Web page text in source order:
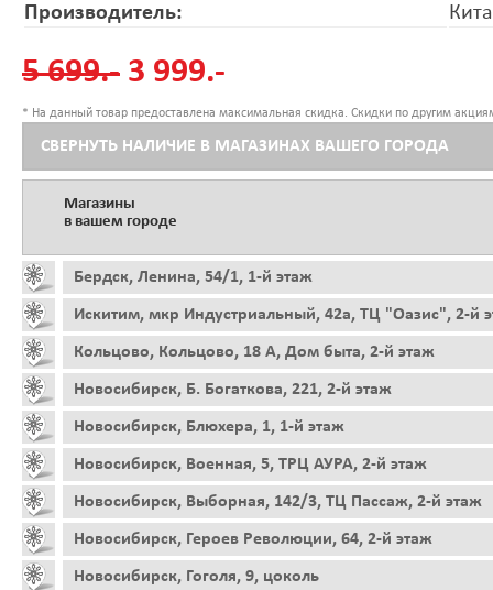
Производитель:
5 699.- 3 999.-
* На данный товар предоставлена максимальная скидка. Скидки по другим
СВЕРНУТЬ НАЛИЧИЕ В МАГАЗИНАХ ВАШЕГО ГОРОДА
Магазины
в вашем городе
Бердск, Ленина, 54/1, 1-й этаж
Искитим, мкр Индустриальный, 42а, ТЦ "Оазис", 2-й
Кольцово, Кольцово, 18 А, Дом быта, 2-й этаж
Новосибирск, Б. Богаткова, 221, 2-й этаж
Новосибирск, Блюхера, 1, 1-й этаж
Новосибирск, Военная, 5, ТРЦ АУРА, 2-й этаж
Новосибирск, Выборная, 142/3, ТЦ Пассаж, 2-й этаж
Новосибирск, Героев Революции, 64, 2-й этаж
Новосибирск, Гоголя, 9, цоколь